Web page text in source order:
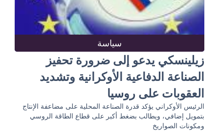
سياسة
زيلينسكي يدعو إلى ضرورة تحفيز
الصناعة الدفاعية الأوكرانية وتشديد
العقوبات على روسيا
الرئيس الأوكراني يؤكد قدرة الصناعة المحلية على مضاعفة الإنتاج
بتمويل إضافي، ويطالب بضغط أكبر على قطاع الطاقة الروسي
ومكونات الصواريخ